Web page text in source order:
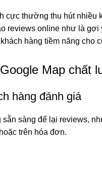
cực thường thu hút
reviews online như là gợi
hàng tiềm năng cho
Map chất
hàng đánh giá
sàng để lại reviews,
trên hóa đơn.